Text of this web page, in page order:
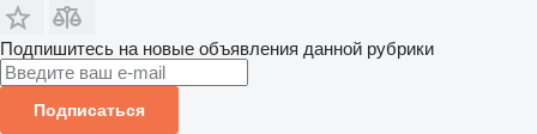
Подпишитесь на новые объявления данной рубрики
Подписаться